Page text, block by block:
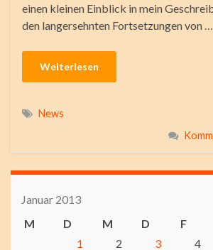
einen kleinen Einblick in mein
den langersehnten Fortsetzungen von …
Weiterlesen
News
Januar 2013
M
D M D F
1
2 3 4